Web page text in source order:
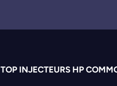
TOP INJECTEURS HP